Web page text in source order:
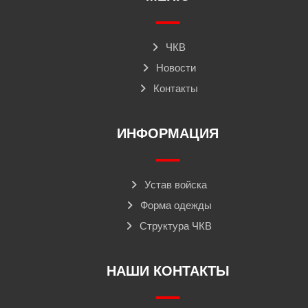
ЧКВ
Новости
Контакты
ИНФОРМАЦИЯ
Устав войска
Форма одежды
Структура ЧКВ
НАШИ КОНТАКТЫ